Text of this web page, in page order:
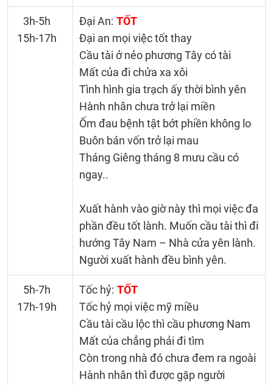
3h-5h
15h-17h
Đại An: TỐT
Đại an mọi việc tốt thay
Cầu tài ở nẻo phương Tây có tài
Mất của đi chửa xa xôi
Tình hình gia trạch ấy thời bình yên
Hành nhân chưa trở lại miền
Ốm đau bệnh tật bớt phiền không lo
Buôn bán vốn trở lại mau
Tháng Giêng tháng 8 mưu cầu có
ngay..
Xuất hành vào giờ này thì mọi việc đa
phần đều tốt lành. Muốn cầu tài thì đi
hướng Tây Nam – Nhà cửa yên lành.
Người xuất hành đều bình yên.
5h-7h
17h-19h
Tốc hỷ: TỐT
Tốc hỷ mọi việc mỹ miều
Cầu tài cầu lộc thì cầu phương Nam
Mất của chẳng phải đi tìm
Còn trong nhà đó chưa đem ra ngoài
Hành nhân thì được gặp người